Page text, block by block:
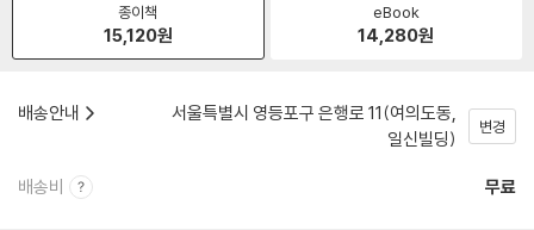
종이책
15,120원
eBook
14,280원
배송안내
서울특별시 영등포구 은행로 11(여의도동,
일신빌딩)
변경
배송비 무료